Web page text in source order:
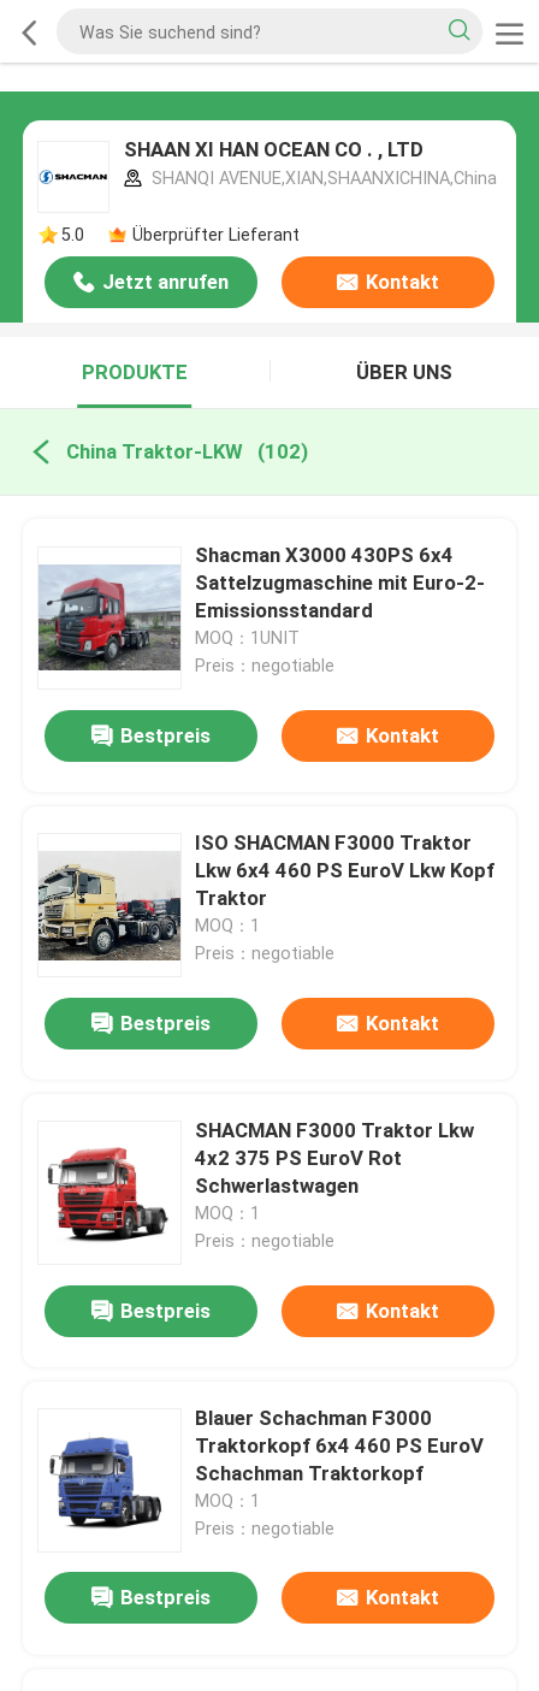
SHAAN XI HAN OCEAN CO . , LTD
SHANQI AVENUE,XIAN,SHAANXICHINA,China
5.0 Überprüfter Lieferant
Jetzt anrufen Kontakt
PRODUKTE ÜBER UNS
China Traktor-LKW (102)
Shacman X3000 430PS 6x4
Sattelzugmaschine mit Euro-2-
Emissionsstandard
MOQ：1UNIT
Preis：negotiable
Bestpreis Kontakt
ISO SHACMAN F3000 Traktor
Lkw 6x4 460 PS EuroV Lkw Kopf
Traktor
MOQ：1
Preis：negotiable
Bestpreis Kontakt
SHACMAN F3000 Traktor Lkw
4x2 375 PS EuroV Rot
Schwerlastwagen
MOQ：1
Preis：negotiable
Bestpreis Kontakt
Blauer Schachman F3000
Traktorkopf 6x4 460 PS EuroV
Schachman Traktorkopf
MOQ：1
Preis：negotiable
Bestpreis Kontakt